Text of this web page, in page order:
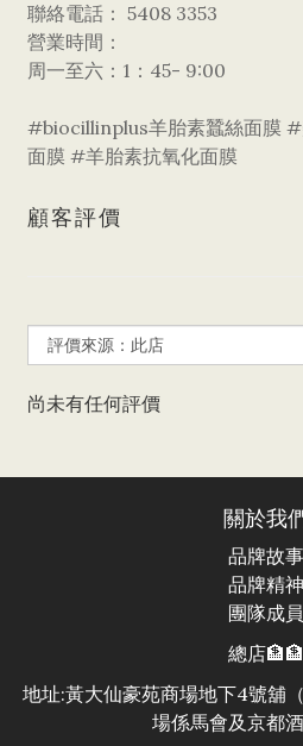
​聯絡電話： 5408 3353
​營業時間：
​周一至六：1：45- 9:00
​#biocillinplus羊胎素蠶絲面膜
面膜 #羊胎素抗氧化面膜
顧客評價
尚未有任何評價
關於我
品牌故事
品牌精神
團隊成員
總店🏦🏦
地址:黃大仙豪苑商場地下4號舖
場係馬會及京都酒